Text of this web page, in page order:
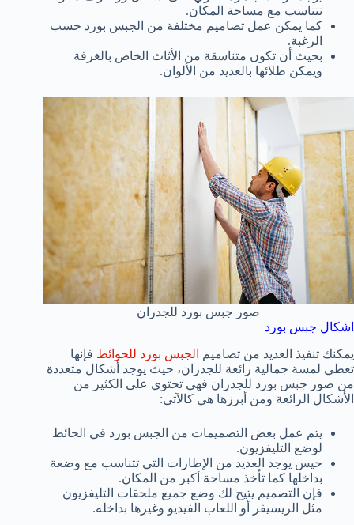
تتناسب مع مساحة المكان.
كما يمكن عمل تصاميم مختلفة من الجبس بورد حسب
الرغبة.
بحيث أن تكون متناسقة من الأثاث الخاص بالغرفة
ويمكن طلائها بالعديد من الألوان.
صور جبس بورد للجدران
اشكال جبس بورد
يمكنك تنفيذ العديد من تصاميم
الجبس بورد للحوائط فإنها
تعطي لمسة جمالية رائعة للجدران، حيث يوجد أشكال متعددة
من صور جبس بورد للجدران فهي تحتوي على الكثير من
الأشكال الرائعة ومن أبرزها هي كالآتي:
يتم عمل بعض التصميمات من الجبس بورد في الحائط
لوضع التليفزيون.
حيس يوجد العديد من الإطارات التي تتناسب مع وضعة
بداخلها كما تأخذ مساحة أكبر من المكان.
فإن التصميم يتيح لك وضع جميع ملحقات التليفزيون
مثل الريسيفر أو اللعاب الفيديو وغيرها بداخله.